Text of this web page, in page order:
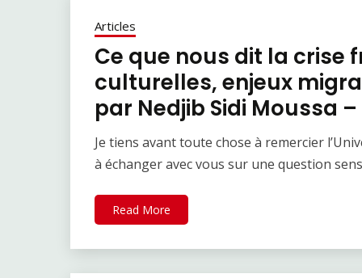
Articles
Ce que nous dit la crise
culturelles, enjeux
par Nedjib Sidi Moussa
Je tiens avant toute chose à remercier
à échanger avec vous sur une question
Read More